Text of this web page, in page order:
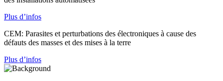
Plus d’infos
CEM: Parasites et perturbations des électroniques à cause des
défauts des masses et des mises à la terre
Plus d’infos